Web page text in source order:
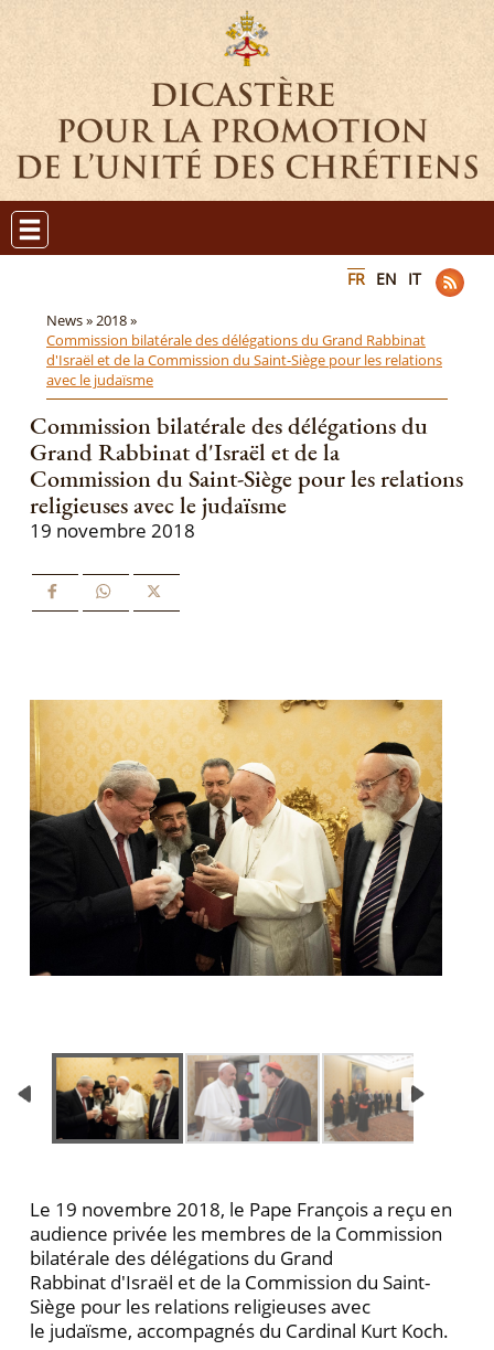
FR EN IT
News »2018 »
Commission bilatérale des délégations du Grand Rabbinat
d'Israël et de la Commission du Saint-Siège pour les relations
avec le judaïsme
Commission bilatérale des délégations du
Grand Rabbinat d'Israël et de la
Commission du Saint-Siège pour les relations
religieuses avec le judaïsme
19 novembre 2018
Le 19 novembre 2018, le Pape François a reçu en
audience privée les membres de la Commission
bilatérale des délégations du Grand
Rabbinat d'Israël et de la Commission du Saint-
Siège pour les relations religieuses avec
le judaïsme, accompagnés du Cardinal Kurt Koch.